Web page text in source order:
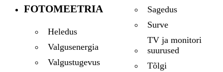
FOTOMEETRIA
Heledus
Valgusenergia
Valgustugevus
Sagedus
Surve
TV ja monitori
suurused
Tõlgi